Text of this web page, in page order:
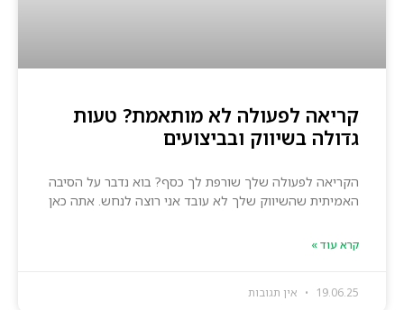
קריאה לפעולה לא מותאמת? טעות
גדולה בשיווק ובביצועים
הקריאה לפעולה שלך שורפת לך כסף? בוא נדבר על הסיבה
האמיתית שהשיווק שלך לא עובד אני רוצה לנחש. אתה כאן
קרא עוד »
19.06.25 אין תגובות